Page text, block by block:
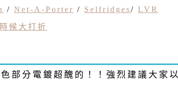
/ Net-A-Porter / Selfridges/ LVR
候大打折
部分電鍍超醜的！！強烈建議大家以